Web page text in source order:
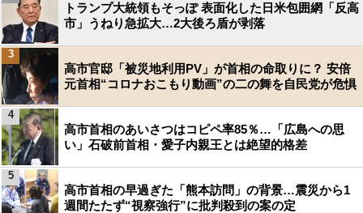
トランプ大統領もそっぽ 表面化した日米包囲網「反高
市」うねり急拡大…2大後ろ盾が剥落
高市官邸「被災地利用PV」が首相の命取りに？ 安倍
元首相“コロナおこもり動画”の二の舞を自民党が危惧
3
高市首相のあいさつはコピペ率85％…「広島への思
い」石破前首相・愛子内親王とは絶望的格差
4
高市首相の早過ぎた「熊本訪問」の背景…震災から1
週間たたず“視察強行”に批判殺到の案の定
5